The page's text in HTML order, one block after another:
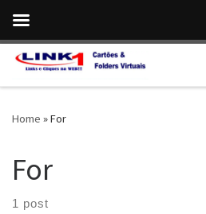
Skip to content
Home »For
For
1 post